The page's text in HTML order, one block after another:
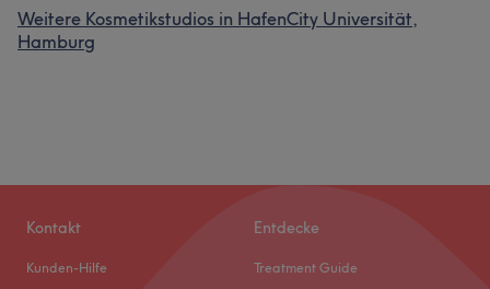
Weitere Kosmetikstudios in HafenCity Universität,
Hamburg
Kontakt
Kunden-Hilfe
Entdecke
Treatment Guide